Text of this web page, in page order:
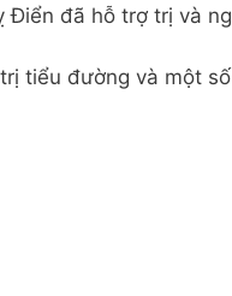
Điển đã hỗ trợ trị và
tiểu đường và một